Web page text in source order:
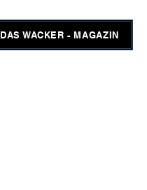
DAS WACKER - MAGAZIN